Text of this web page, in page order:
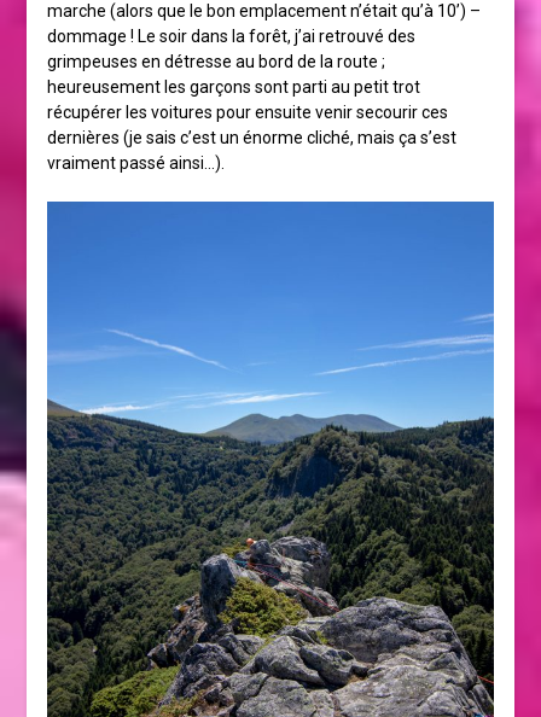
marche (alors que le bon emplacement n’était qu’à 10’) –
dommage ! Le soir dans la forêt, j’ai retrouvé des
grimpeuses en détresse au bord de la route ;
heureusement les garçons sont parti au petit trot
récupérer les voitures pour ensuite venir secourir ces
dernières (je sais c’est un énorme cliché, mais ça s’est
vraiment passé ainsi…).